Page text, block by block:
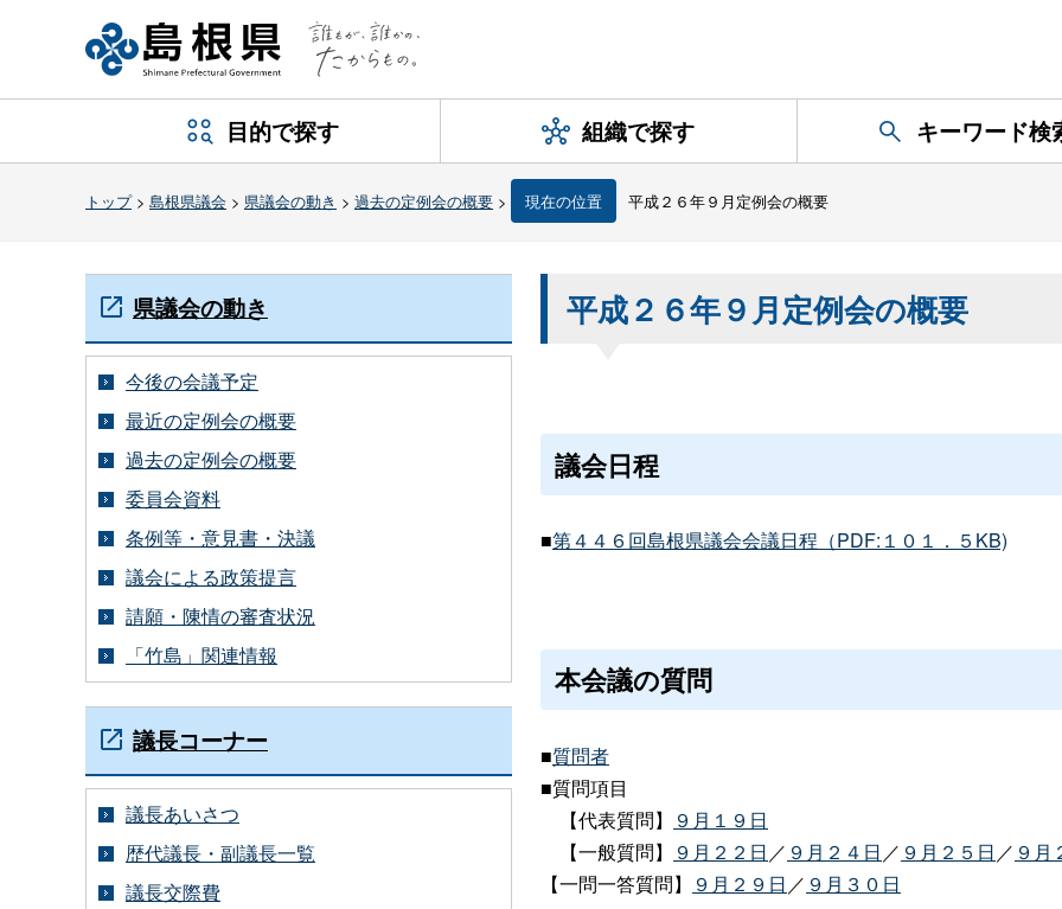
目的で探す 組織で探す キーワード検
トップ> 島根県議会 > 県議会の動き > 過去の定例会の概要 > 現在の位置 平成２６年９月定例会の概要
平成２６年９月定例会の概要
議会日程
■第４４６回島根県議会会議日程（PDF:１０１．５KB)
本会議の質問
■質問者
■質問項目
【代表質問】
９月１９日
【一般質問】
９月２２日 ／ ９月２４日 ／ ９月２５日 ／ ９月
【一問一答質問】
９月２９日 ／ ９月３０日
県議会の動き
今後の会議予定
最近の定例会の概要
過去の定例会の概要
委員会資料
条例等・意見書・決議
議会による政策提言
請願・陳情の審査状況
「竹島」関連情報
議長コーナー
議長あいさつ
歴代議長・副議長一覧
議長交際費